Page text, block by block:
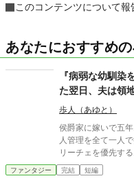
このコンテンツについて報
あなたにおすすめ
『病弱な幼馴染
た翌日、夫は領
とに気づいた
歩人（あゆと）
侯爵家に嫁いで五
人管理を全て一人
リーチェを優先す
う」——その言葉を
名した。「ええ、
ファンタジー 完結 短編